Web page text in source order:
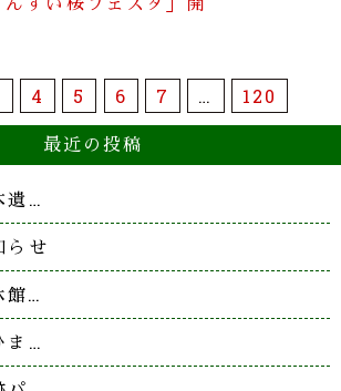
4 5 6 7 … 120
最近の投稿
遺…
らせ
館…
ま…